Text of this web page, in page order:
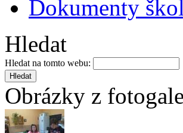
Dokumenty
Hledat
Hledat na tomto webu:
Obrázky z